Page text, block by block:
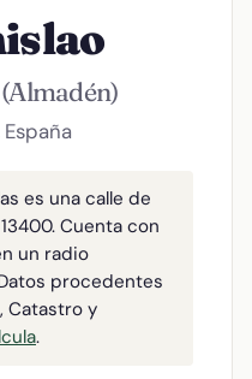
(Almadén)
es una calle de
Cuenta con
un radio
procedentes
Catastro y
.